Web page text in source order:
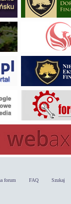
forum FAQ Szukaj